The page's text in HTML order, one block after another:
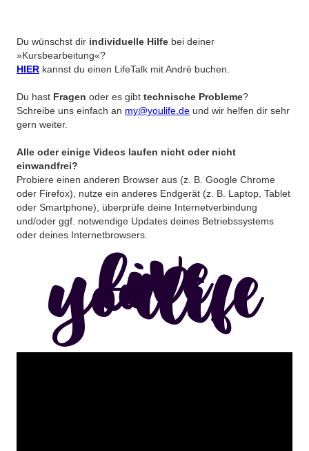
Du wünschst dir individuelle Hilfe bei deiner
»Kursbearbeitung«?
HIER kannst du einen LifeTalk mit André buchen.
Du hast Fragen oder es gibt technische Probleme?
Schreibe uns einfach an my@youlife.de und wir helfen dir sehr
gern weiter.
Alle oder einige Videos laufen nicht oder nicht
einwandfrei?
Probiere einen anderen Browser aus (z. B. Google Chrome
oder Firefox), nutze ein anderes Endgerät (z. B. Laptop, Tablet
oder Smartphone), überprüfe deine Internetverbindung
und/oder ggf. notwendige Updates deines Betriebssystems
oder deines Internetbrowsers.
live
youlife